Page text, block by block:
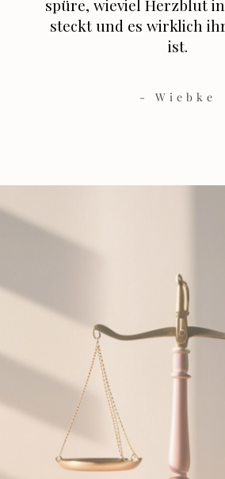
spüre, wieviel Herzblut
steckt und es wirklich
ist.
- Wiebke